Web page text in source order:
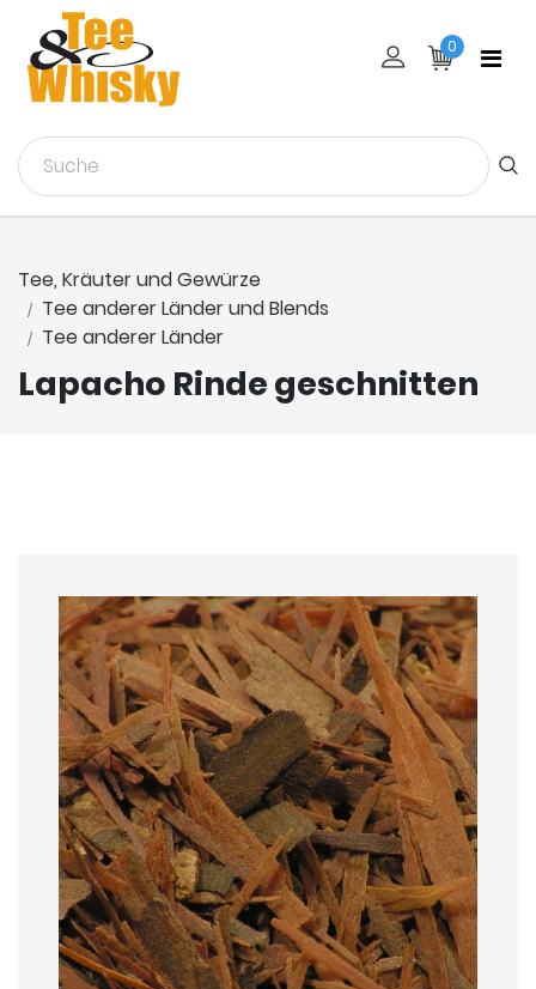
0
Lapacho Rinde geschnitten
Tee, Kräuter und Gewürze
Tee anderer Länder und Blends
Tee anderer Länder